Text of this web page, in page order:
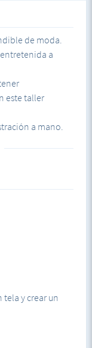
de moda.
a
este taller
a mano.
enviar a una
Photoshop
descargar
y crear un